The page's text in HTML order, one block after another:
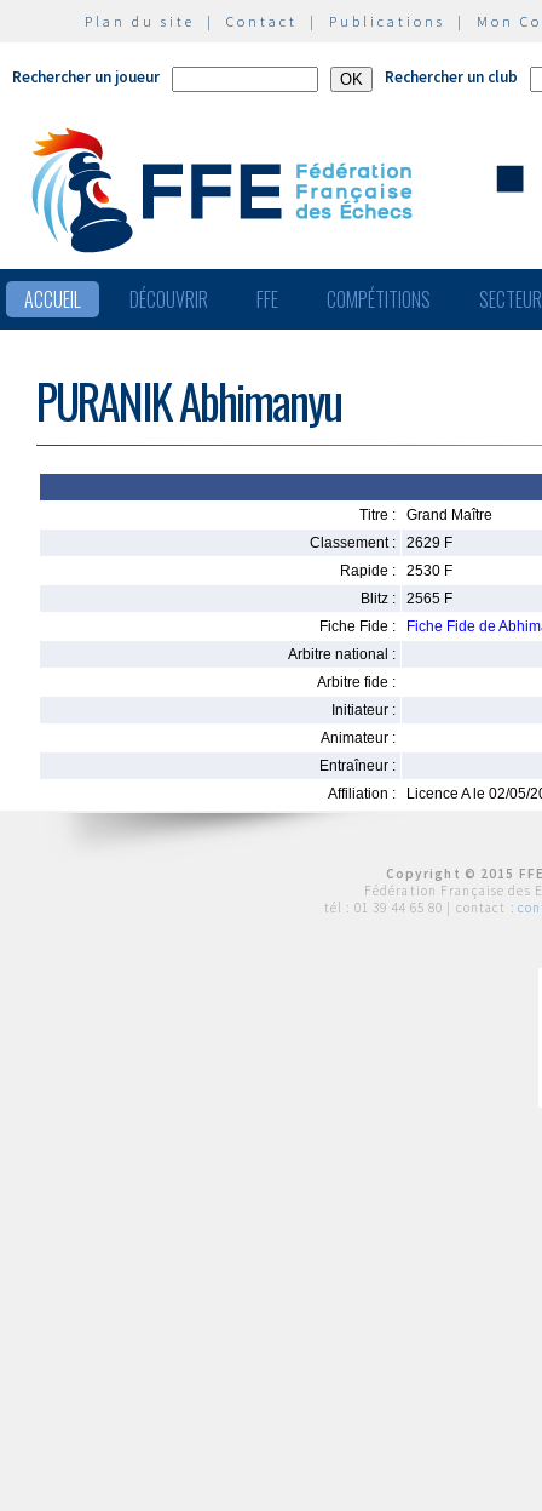
Plan du site | Contact | Publications | Mon
Rechercher un joueur Rechercher un club
ACCUEIL DÉCOUVRIR FFE COMPÉTITIONS
PURANIK Abhimanyu
Titre :
Grand Maître
Classement :
2629 F
Rapide :
2530 F
Blitz :
2565 F
Fiche Fide :
Fiche Fide de
Arbitre national :
Arbitre fide :
Initiateur :
Animateur :
Entraîneur :
Affiliation :
Licence A le 02/05/
Copyright © 2015
Fédération Française des
tél : 01 39 44 65 80 | contact :